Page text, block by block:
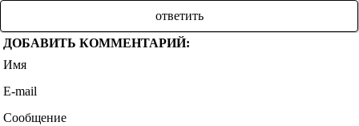
ответить
ДОБАВИТЬ КОММЕНТАРИЙ:
Имя
E-mail
Сообщение